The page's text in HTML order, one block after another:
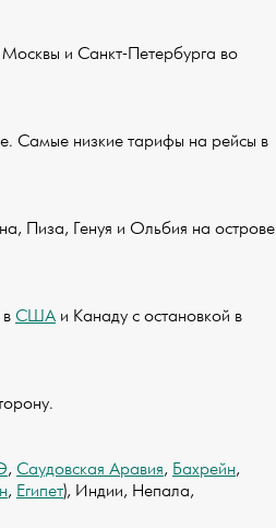
и Санкт-Петербурга во
Самые низкие тарифы на рейсы в
Пиза, Генуя и Ольбия на острове
СШАи Канаду с остановкой в
, Саудовская Аравия, Бахрейн,
, Египет), Индии, Непала,